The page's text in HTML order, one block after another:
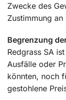
Zwecke des
Zustimmung
Begrenzung
Redgrass SA
Ausfälle oder
könnten, noch
gestohlene